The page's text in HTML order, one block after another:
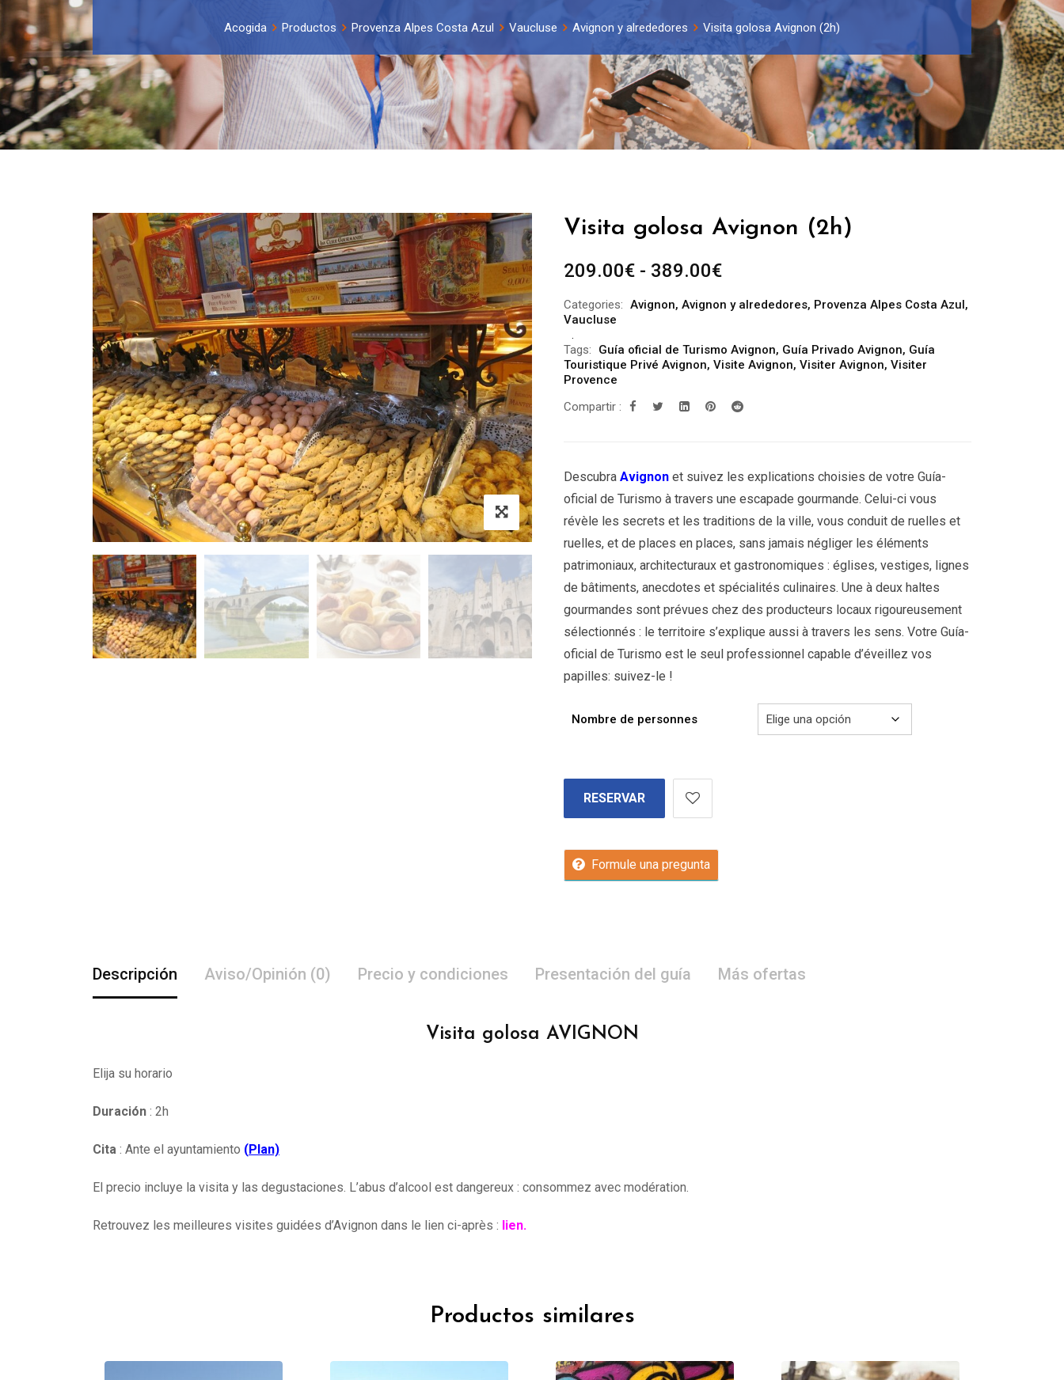
Acogida Productos Provenza Alpes Costa Azul Vaucluse Avignon y alrededores Visita golosa Avignon (2h)
Visita golosa Avignon (2h)
209.00€ - 389.00€Rango
precios:
209.00€
389.00€
Categories: Avignon, Avignon y alrededores, Provenza Alpes Costa Azul,
Vaucluse
Tags: Guía oficial de Turismo Avignon, Guía Privado Avignon, Guía
Touristique Privé Avignon, Visite Avignon, Visiter Avignon, Visiter
Provence
Compartir :
Descubra Avignon et suivez les explications choisies de votre Guía-
oficial de Turismo à travers une escapade gourmande. Celui-ci vous
révèle les secrets et les traditions de la ville, vous conduit de ruelles et
ruelles, et de places en places, sans jamais négliger les éléments
patrimoniaux, architecturaux et gastronomiques : églises, vestiges, lignes
de bâtiments, anecdotes et spécialités culinaires. Une à deux haltes
gourmandes sont prévues chez des producteurs locaux rigoureusement
sélectionnés : le territoire s’explique aussi à travers les sens. Votre Guía-
oficial de Turismo est le seul professionnel capable d’éveillez vos
papilles: suivez-le !
Nombre de personnes
RESERVAR
Formule una pregunta
Descripción Aviso/Opinión (0) Precio y condiciones Presentación del guía Más ofertas
Visita golosa AVIGNON
Elija su horario
Duración : 2h
Cita : Ante el ayuntamiento (Plan)
El precio incluye la visita y las degustaciones. L’abus d’alcool est dangereux : consommez avec modération.
Retrouvez les meilleures visites guidées d’Avignon dans le lien ci-après : lien.
Productos similares